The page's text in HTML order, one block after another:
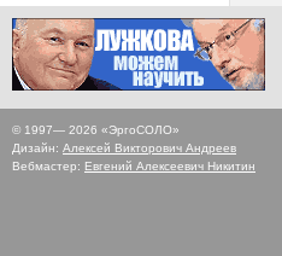
© 1997— 2026 «ЭргоСОЛО»
Дизайн: Алексей Викторович Андреев
Вебмастер: Евгений Алексеевич Никитин